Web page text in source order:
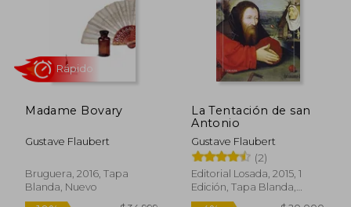
dcto. $ 14.310
10%
dcto.
Rápido
Madame Bovary
Gustave Flaubert
Bruguera, 2016, Tapa
Blanda, Nuevo
La Tentación de san
Antonio
Gustave Flaubert
(2)
Editorial Losada, 2015, 1
Edición, Tapa Blanda,
Nuevo